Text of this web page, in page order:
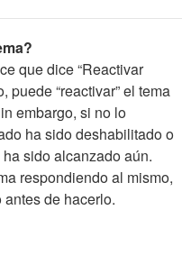
que dice “Reactivar
puede “reactivar” el tema
embargo, si no lo
ha sido deshabilitado o
sido alcanzado aún.
respondiendo al mismo,
de hacerlo.